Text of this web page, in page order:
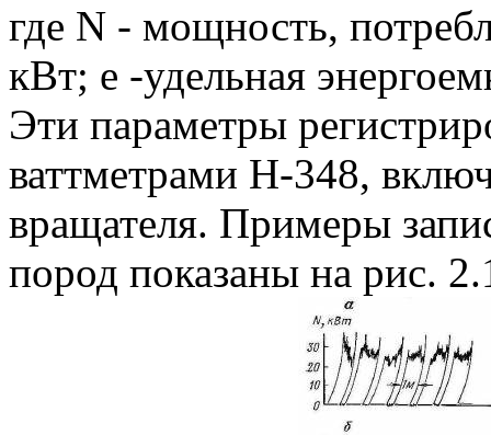
где N - мощность,
кВт; е -удельная
Эти параметры
ваттметрами Н-348,
вращателя. Примеры
пород показаны на рис.